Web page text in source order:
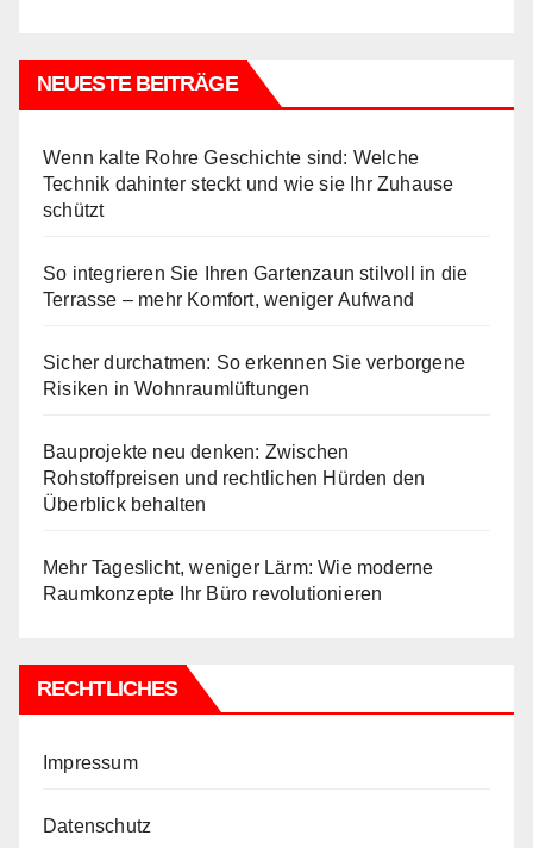
NEUESTE BEITRÄGE
Wenn kalte Rohre Geschichte sind: Welche
Technik dahinter steckt und wie sie Ihr Zuhause
schützt
So integrieren Sie Ihren Gartenzaun stilvoll in die
Terrasse – mehr Komfort, weniger Aufwand
Sicher durchatmen: So erkennen Sie verborgene
Risiken in Wohnraumlüftungen
Bauprojekte neu denken: Zwischen
Rohstoffpreisen und rechtlichen Hürden den
Überblick behalten
Mehr Tageslicht, weniger Lärm: Wie moderne
Raumkonzepte Ihr Büro revolutionieren
RECHTLICHES
Impressum
Datenschutz